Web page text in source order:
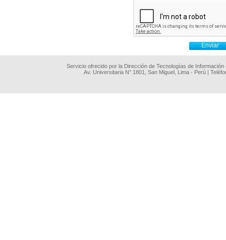
Servicio ofrecido por la Dirección de Tecnologías de
Av. Universitaria N° 1801, San Miguel, Lima - Perú |